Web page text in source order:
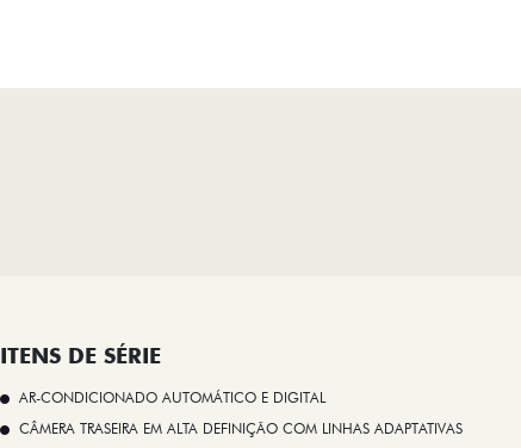
ITENS DE SÉRIE
AR-CONDICIONADO AUTOMÁTICO E DIGITAL
CÂMERA TRASEIRA EM ALTA DEFINIÇÃO COM LINHAS ADAPTATIVAS